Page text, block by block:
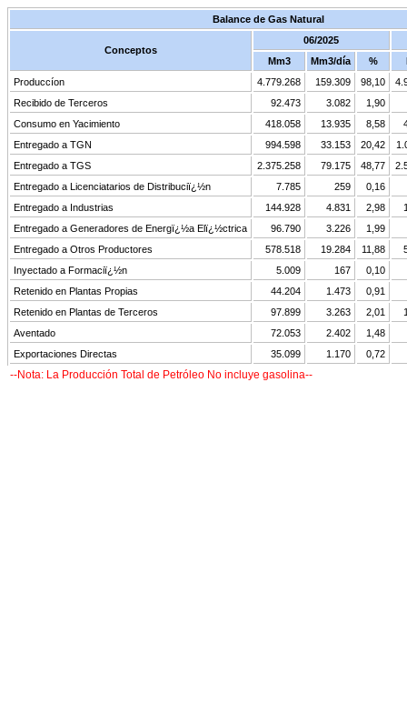
Balance de Gas Natural
Conceptos
06/2025
Mm3
Mm3/día %
Produccíon
4.779.268 159.309 98,10
Recibido de Terceros
92.473 3.082
1,90
Consumo en Yacimiento
418.058 13.935 8,58
Entregado a TGN
994.598 33.153 20,42
Entregado a TGS
2.375.258 79.175 48,77
Entregado a Licenciatarios de Distribuciï¿½n
7.785 259
0,16
Entregado a Industrias
144.928 4.831 2,98
Entregado a Generadores de Energï¿½a Elï¿½ctrica
96.790 3.226
1,99
Entregado a Otros Productores
578.518 19.284 11,88
Inyectado a Formaciï¿½n
5.009 167
0,10
Retenido en Plantas Propias
44.204 1.473
0,91
Retenido en Plantas de Terceros
97.899 3.263 2,01
Aventado
72.053 2.402
1,48
Exportaciones Directas
35.099 1.170 0,72
--Nota: La Producción Total de Petróleo No incluye gasolina--